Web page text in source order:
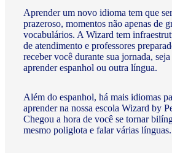
Aprender um novo idioma tem que
prazeroso, momentos não apenas de
vocabulários. A Wizard tem
de atendimento e professores
receber você durante sua jornada, seja
aprender espanhol ou outra língua.
Além do espanhol, há mais idiomas
aprender na nossa escola Wizard by
Chegou a hora de você se tornar
mesmo poliglota e falar várias línguas.